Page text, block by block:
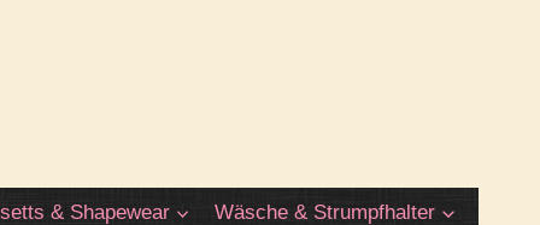
& Shapewear Wäsche & Strumpfhalter